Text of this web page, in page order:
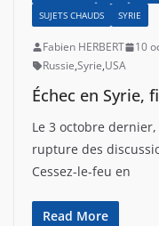
SUJETS CHAUDS
SYRIE
Fabien HERBERT 10
Russie,Syrie,USA
Échec en Syrie,
Le 3 octobre
rupture des
Cessez-le-feu en
Read More